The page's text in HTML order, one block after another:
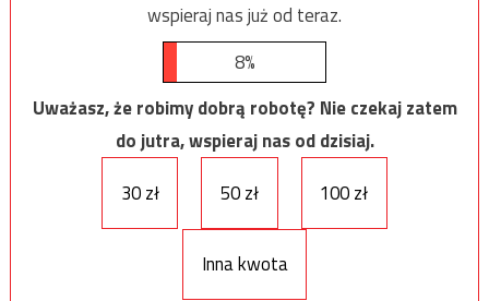
wspieraj nas już od teraz.
8%
Uważasz, że robimy dobrą robotę? Nie czekaj zatem
do jutra, wspieraj nas od dzisiaj.
30 zł
50 zł 100 zł
Inna kwota